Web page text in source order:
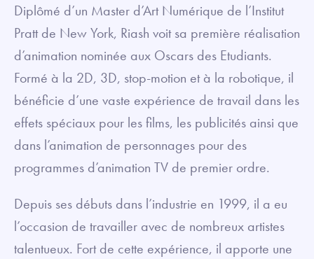
Diplômé d’un Master d’Art Numérique de l’Institut
Pratt de New York, Riash voit sa première réalisation
d’animation nominée aux Oscars des Etudiants.
Formé à la 2D, 3D, stop-motion et à la robotique, il
bénéficie d’une vaste expérience de travail dans les
effets spéciaux pour les films, les publicités ainsi que
dans l’animation de personnages pour des
programmes d’animation TV de premier ordre.
Depuis ses débuts dans l’industrie en 1999, il a eu
l’occasion de travailler avec de nombreux artistes
talentueux. Fort de cette expérience, il apporte une